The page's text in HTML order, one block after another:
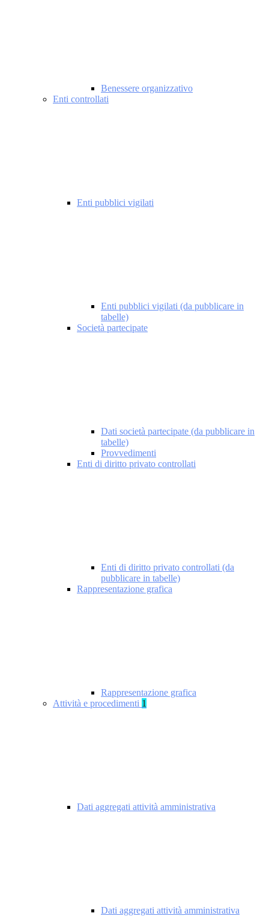
Benessere organizzativo
Enti controllati
Enti pubblici vigilati
Enti pubblici vigilati (da pubblicare in
tabelle)
Società partecipate
Dati società partecipate (da pubblicare in
tabelle)
Provvedimenti
Enti di diritto privato controllati
Enti di diritto privato controllati (da
pubblicare in tabelle)
Rappresentazione grafica
Rappresentazione grafica
Attività e procedimenti 1
Dati aggregati attività amministrativa
Dati aggregati attività amministrativa